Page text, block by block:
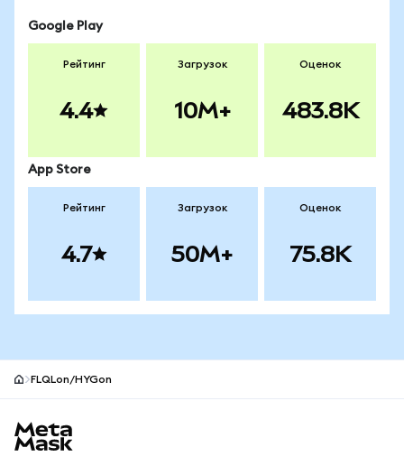
Google Play
Рейтинг
4.4
Загрузок
10M+
Оценок
483.8K
App Store
Рейтинг
4.7
Загрузок
50M+
Оценок
75.8K
FLQLon/HYGon